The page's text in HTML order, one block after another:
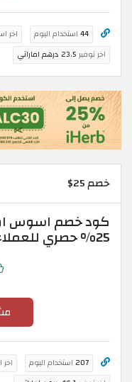
44 استخدام اليوم اخر
اخر توفير 23.5 درهم اماراتي
خصم 25$
كود خصم اسوس
25% حصري للعملاء الجدد
207 استخدام اليوم